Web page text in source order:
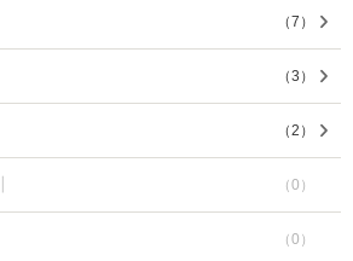
（7 ）
（3 ）
（2 ）
（0 ）
（0 ）